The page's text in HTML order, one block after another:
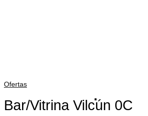
Ofertas
Bar/Vitrina Vilcún 0C